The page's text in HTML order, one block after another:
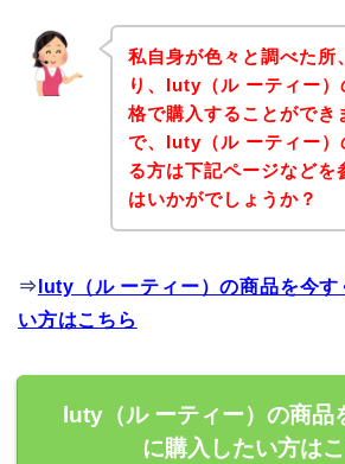
私自身が色々と調べた所
り、luty（ル ーティー）
格で購入することができ
で、luty（ル ーティー）
る方は下記ページなどを
はいかがでしょうか？
⇒ luty（ル ーティー）の商品を今
い方はこちら
luty（ル ーティー）の商品
に購入したい方は